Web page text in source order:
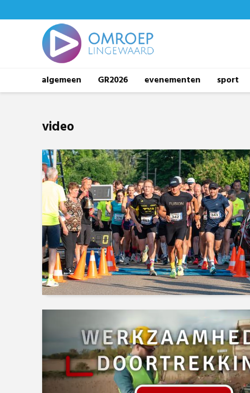
algemeen GR2026 evenementen sport
video